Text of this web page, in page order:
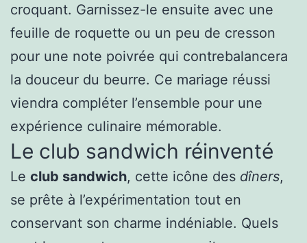
croquant. Garnissez-le ensuite avec une
feuille de roquette ou un peu de cresson
pour une note poivrée qui contrebalancera
la douceur du beurre. Ce mariage réussi
viendra compléter l’ensemble pour une
expérience culinaire mémorable.
Le club sandwich réinventé
Le club sandwich, cette icône des dîners,
se prête à l’expérimentation tout en
conservant son charme indéniable. Quels